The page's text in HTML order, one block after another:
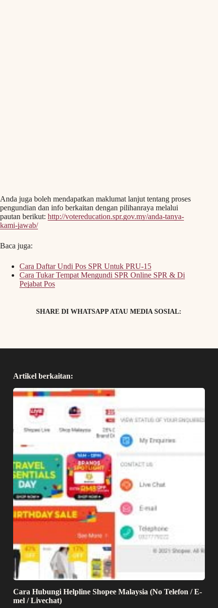
Anda juga boleh mendapatkan maklumat lanjut tentang proses
pengundian dan info berkaitan dengan pilihanraya melalui
pautan berikut: http://votereducation.spr.gov.my/anda-tanya-
kami-jawab/
Baca juga:
Cara Daftar Undi Pos SPR Untuk PRU-15
Cara Tukar Tempat Mengundi SPR Online SPR & Di
Pejabat Pos
SHARE DI WHATSAPP ATAU MEDIA SOSIAL:
Artikel berkaitan:
Cara Hubungi Helpline Shopee Malaysia (No Telefon / E-
mel / Livechat)